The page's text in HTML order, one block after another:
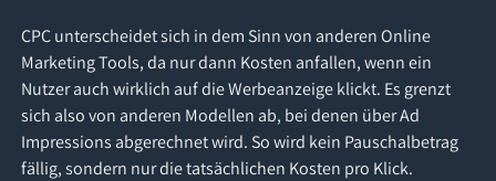
CPC unterscheidet sich in dem Sinn von anderen Online
Marketing Tools, da nur dann Kosten anfallen, wenn ein
Nutzer auch wirklich auf die Werbeanzeige klickt. Es grenzt
sich also von anderen Modellen ab, bei denen über Ad
Impressions abgerechnet wird. So wird kein Pauschalbetrag
fällig, sondern nur die tatsächlichen Kosten pro Klick.